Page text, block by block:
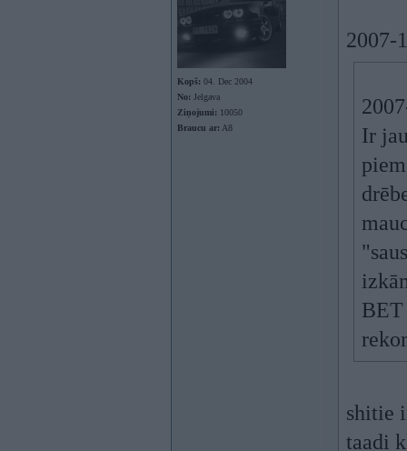
Kopš: 04. Dec 2004
No: Jelgava
Ziņojumi: 10050
Braucu ar: A8
2007-
Ir
BET
shitie
taadi